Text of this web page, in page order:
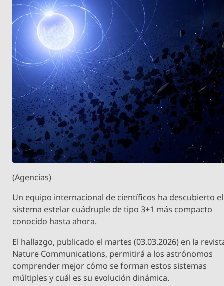
(Agencias)
Un equipo internacional de científicos ha descubierto el
sistema estelar cuádruple de tipo 3+1 más compacto
conocido hasta ahora.
El hallazgo, publicado el martes (03.03.2026) en la
Nature Communications, permitirá a los astrónomos
comprender mejor cómo se forman estos sistemas
múltiples y cuál es su evolución dinámica.